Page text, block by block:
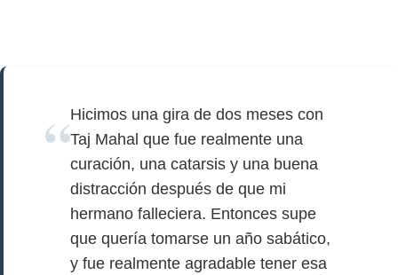
Hicimos una gira de dos meses con
Taj Mahal que fue realmente una
curación, una catarsis y una buena
distracción después de que mi
hermano falleciera. Entonces supe
que quería tomarse un año sabático,
y fue realmente agradable tener esa